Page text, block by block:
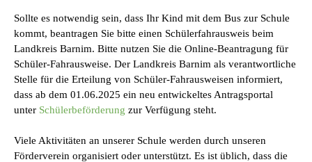
Sollte es notwendig sein, dass Ihr Kind mit dem Bus zur Schule
kommt, beantragen Sie bitte einen Schülerfahrausweis beim
Landkreis Barnim. Bitte nutzen Sie die Online-Beantragung für
Schüler-Fahrausweise. Der Landkreis Barnim als verantwortliche
Stelle für die Erteilung von Schüler-Fahrausweisen informiert,
dass ab dem 01.06.2025 ein neu entwickeltes Antragsportal
unter Schülerbeförderung zur Verfügung steht.
Viele Aktivitäten an unserer Schule werden durch unseren
Förderverein organisiert oder unterstützt. Es ist üblich, dass die